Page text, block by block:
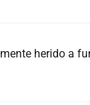
herido a